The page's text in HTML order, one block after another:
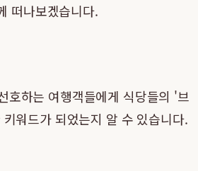
떠나보겠습니다.
호하는 여행객들에게 식당들의 '브
워드가 되었는지 알 수 있습니다.